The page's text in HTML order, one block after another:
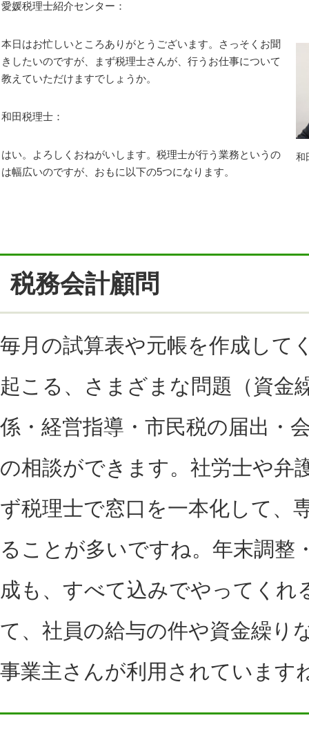
愛媛税理士紹介センター：
本日はお忙しいところありがとうございます。さっそくお聞
きしたいのですが、まず税理士さんが、行うお仕事について
教えていただけますでしょうか。
和田税理士：
はい。よろしくおねがいします。税理士が行う業務というの
は幅広いのですが、おもに以下の5つになります。
和
税務会計顧問
毎月の試算表や元帳を作成して
起こる、さまざまな問題（資金
係・経営指導・市民税の届出・
の相談ができます。社労士や弁
ず税理士で窓口を一本化して、
ることが多いですね。年末調整
成も、すべて込みでやってくれ
て、社員の給与の件や資金繰り
事業主さんが利用されています